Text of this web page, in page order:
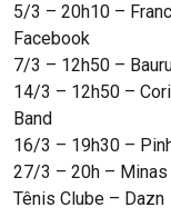
5/3 – 20h10 –
Facebook
7/3 – 12h50 –
14/3 – 12h50 –
Band
16/3 – 19h30 –
27/3 – 20h – Minas
Tênis Clube – Dazn